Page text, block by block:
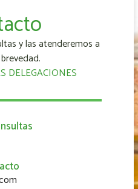
y las atenderemos a
DELEGACIONES